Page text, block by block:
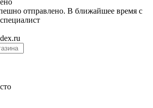
отправлено. В ближайшее время с